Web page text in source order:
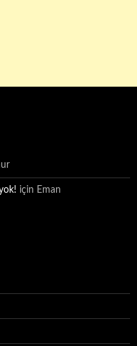
için Eman